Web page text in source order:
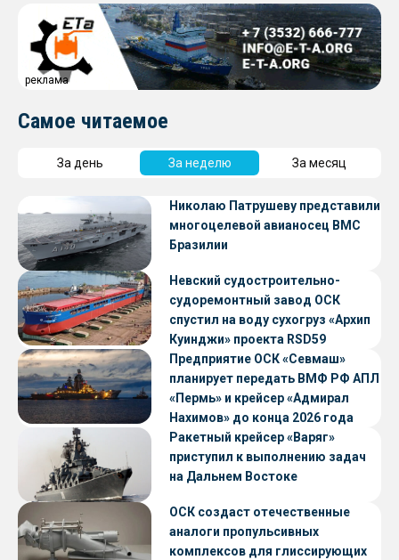
реклама
Самое читаемое
За день За неделю За месяц
Николаю Патрушеву представили
многоцелевой авианосец ВМС
Бразилии
Невский судостроительно-
судоремонтный завод ОСК
спустил на воду сухогруз «Архип
Куинджи» проекта RSD59
Предприятие ОСК «Севмаш»
планирует передать ВМФ РФ АПЛ
«Пермь» и крейсер «Адмирал
Нахимов» до конца 2026 года
Ракетный крейсер «Варяг»
приступил к выполнению задач
на Дальнем Востоке
ОСК создаст отечественные
аналоги пропульсивных
комплексов для глиссирующих